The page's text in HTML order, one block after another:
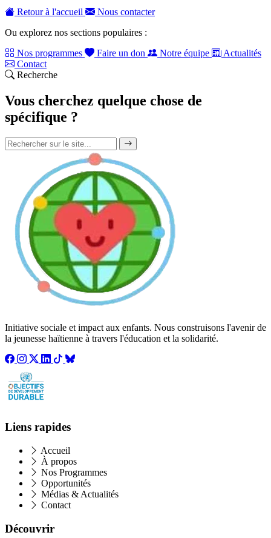
Retour à l'accueil
Nous contacter
Ou explorez nos sections populaires :
Nos programmes
Faire un don Notre équipe
Actualités
Contact
Recherche
Vous cherchez quelque chose de
spécifique ?
Initiative sociale et impact aux enfants. Nous construisons l'avenir de
la jeunesse haïtienne à travers l'éducation et la solidarité.
Liens rapides
Accueil
À propos
Nos Programmes
Opportunités
Médias & Actualités
Contact
Découvrir